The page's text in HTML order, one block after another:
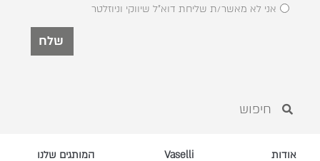
אני לא מאשר/ת שליחת דוא"ל שיווקי וניוזלטר
שלח
אודות Vaselli המותגים שלנו